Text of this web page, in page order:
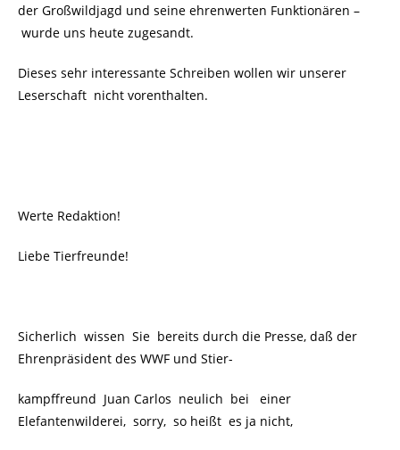
der Großwildjagd und seine ehrenwerten Funktionären –
wurde uns heute zugesandt.
Dieses sehr interessante Schreiben wollen wir unserer
Leserschaft nicht vorenthalten.
Werte Redaktion!
Liebe Tierfreunde!
Sicherlich wissen Sie bereits durch die Presse, daß der
Ehrenpräsident des WWF und Stier-
kampffreund Juan Carlos neulich bei einer
Elefantenwilderei, sorry, so heißt es ja nicht,